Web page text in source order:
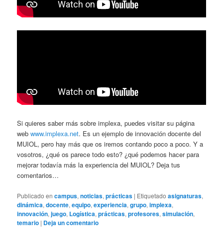
Si quieres saber más sobre implexa, puedes visitar su página
webwww.implexa.net. Es un ejemplo de innovación docente del
MUIOL, pero hay más que os iremos contando poco a poco. Y a
vosotros, ¿qué os parece todo esto? ¿qué podemos hacer para
mejorar todavía más la experiencia del MUIOL? Deja tus
comentarios…
Publicado en campus,noticias,prácticas | Etiquetado asignaturas,
dinámica,docente,equipo,experiencia,grupo,implexa,
innovación,juego, Logística,prácticas,profesores,simulación,
temario | Deja un comentario